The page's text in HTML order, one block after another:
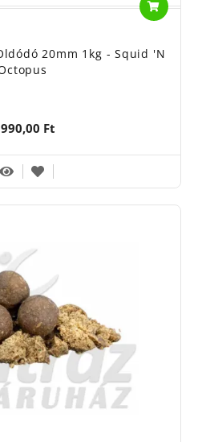
20mm 1kg - Squid 'n
Ft